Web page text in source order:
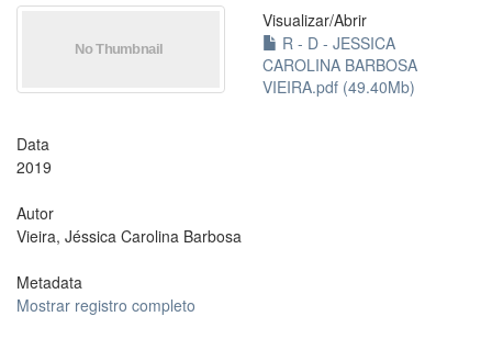
Visualizar/Abrir
R - D - JESSICA
CAROLINA BARBOSA
VIEIRA.pdf (49.40Mb)
Data
2019
Autor
Vieira, Jéssica Carolina Barbosa
Metadata
Mostrar registro completo